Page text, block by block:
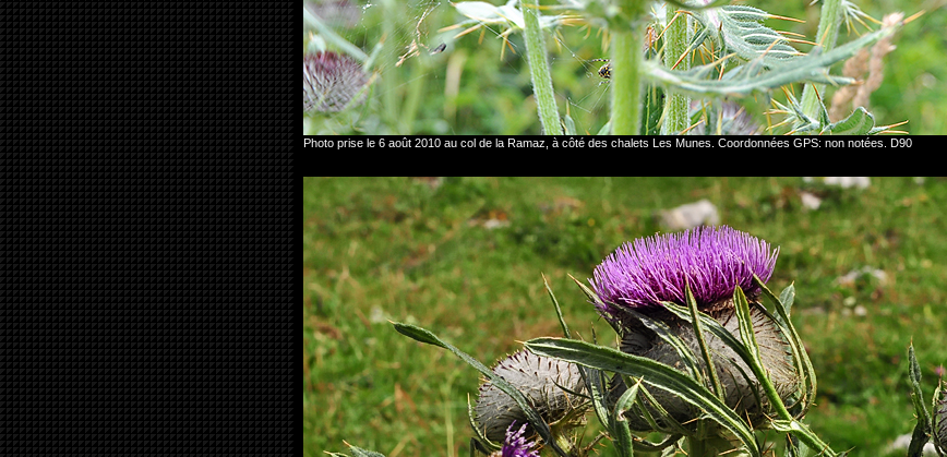
Photo prise le 6 août 2010 au col de la Ramaz, à côté des chalets Les Munes. Coordonnées GPS: non notées. D90